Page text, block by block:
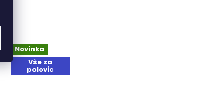
Novinka
Vše za
polovic